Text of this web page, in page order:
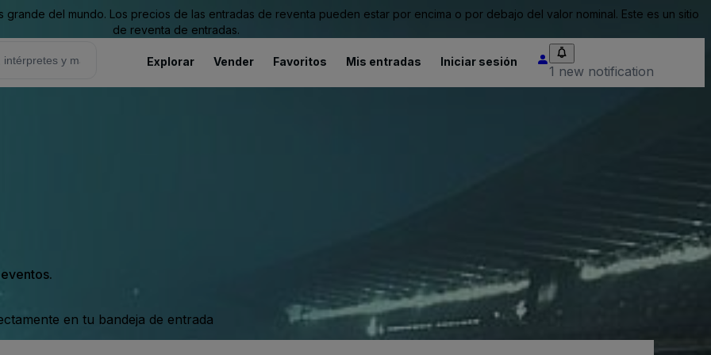
del mundo. Los precios de las entradas de reventa pueden estar por encima o por debajo del valor nominal. Este es un sitio
de reventa de entradas.
Explorar Vender Favoritos Mis entradas Iniciar sesión
1 new notification
en tu bandeja de entrada